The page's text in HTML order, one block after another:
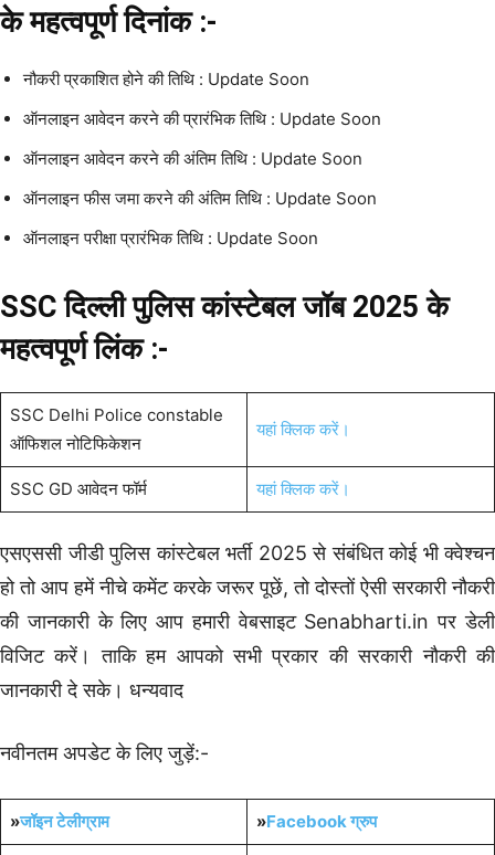
के महत्वपूर्ण दिनांक :-
नौकरी प्रकाशित होने की तिथि : Update Soon
ऑनलाइन आवेदन करने की प्रारंभिक तिथि : Update Soon
ऑनलाइन आवेदन करने की अंतिम तिथि : Update Soon
ऑनलाइन फीस जमा करने की अंतिम तिथि : Update Soon
ऑनलाइन परीक्षा प्रारंभिक तिथि : Update Soon
SSC दिल्ली पुलिस कांस्टेबल जॉब 2025 के
महत्वपूर्ण लिंक :-
SSC Delhi Police constable
ऑफिशल नोटिफिकेशन
यहां क्लिक करें।
SSC GD आवेदन फॉर्म यहां क्लिक करें।
एसएससी जीडी पुलिस कांस्टेबल भर्ती 2025 से संबंधित कोई भी क्वेश्चन
हो तो आप हमें नीचे कमेंट करके जरूर पूछें, तो दोस्तों ऐसी सरकारी नौकरी
की जानकारी के लिए आप हमारी वेबसाइट Senabharti.in पर डेली
विजिट करें। ताकि हम आपको सभी प्रकार की सरकारी नौकरी की
जानकारी दे सके। धन्यवाद
नवीनतम अपडेट के लिए जुड़ें:-
»जॉइन टेलीग्राम »Facebook ग्रुप